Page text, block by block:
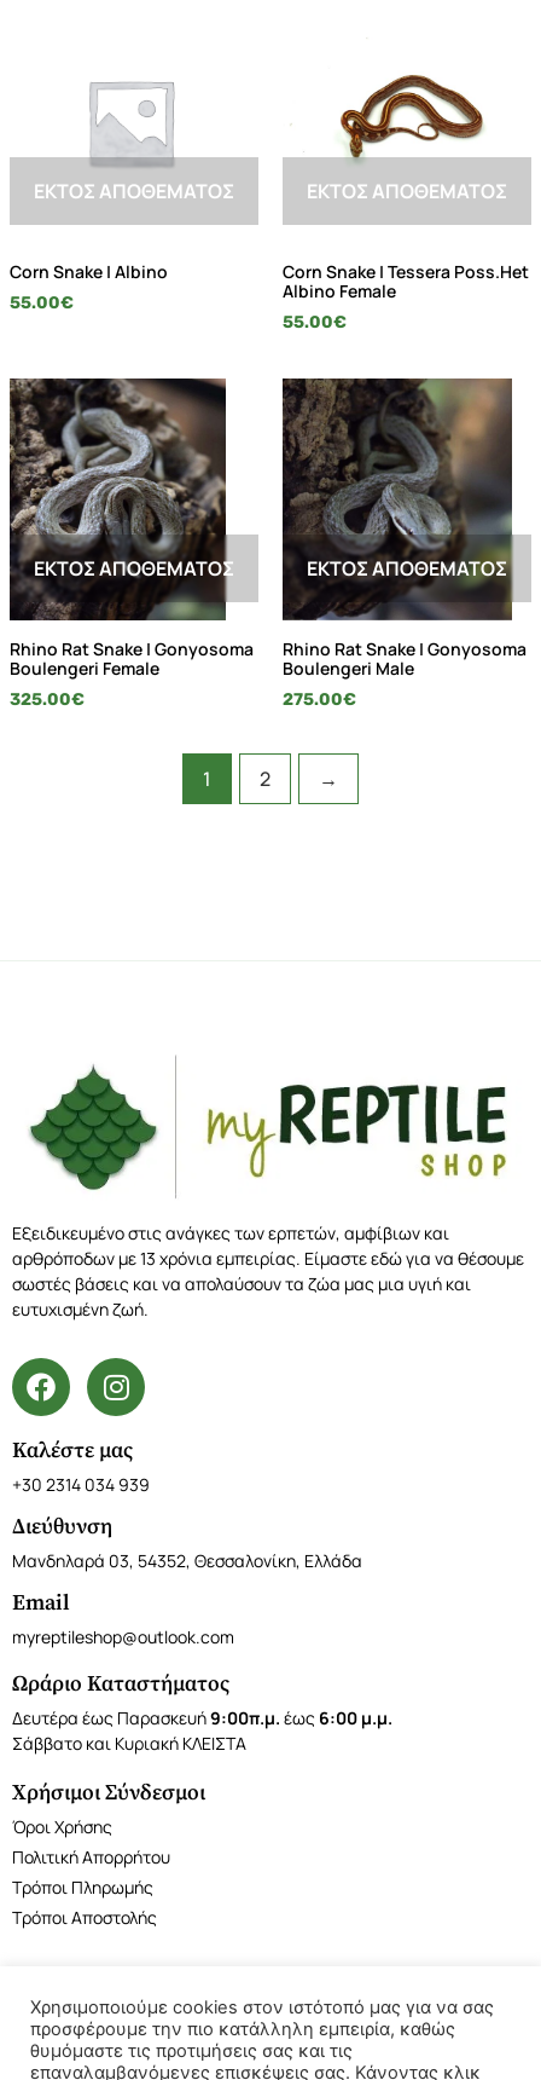
ΕΚΤΌΣ ΑΠΟΘΈΜΑΤΟΣ
Corn Snake | Albino
55.00€
ΕΚΤΌΣ ΑΠΟΘΈΜΑΤΟΣ
Corn Snake | Tessera Poss.Het
Albino Female
55.00€
ΕΚΤΌΣ ΑΠΟΘΈΜΑΤΟΣ
Rhino Rat Snake | Gonyosoma
Boulengeri Female
325.00€
ΕΚΤΌΣ ΑΠΟΘΈΜΑΤΟΣ
Rhino Rat Snake | Gonyosoma
Boulengeri Male
275.00€
1 2 →
Εξειδικευμένο στις ανάγκες των ερπετών, αμφίβιων και
αρθρόποδων με 13 χρόνια εμπειρίας. Είμαστε εδώ για να θέσουμε
σωστές βάσεις και να απολαύσουν τα ζώα μας μια υγιή και
ευτυχισμένη ζωή.
Καλέστε μας
+30 2314 034 939
Διεύθυνση
Μανδηλαρά 03, 54352, Θεσσαλονίκη, Ελλάδα
Email
myreptileshop@outlook.com
Ωράριο Καταστήματος
Δευτέρα έως Παρασκευή9:00π.μ. έως 6:00 μ.μ.
Σάββατο και Κυριακή ΚΛΕΙΣΤΑ
Χρήσιμοι Σύνδεσμοι
Όροι Χρήσης
Πολιτική Απορρήτου
Τρόποι Πληρωμής
Τρόποι Αποστολής
©2022 My Reptile Shop. All rights reserved.
Χρησιμοποιούμε cookies στον ιστότοπό μας για να σας
προσφέρουμε την πιο κατάλληλη εμπειρία, καθώς
θυμόμαστε τις προτιμήσεις σας και τις
επαναλαμβανόμενες επισκέψεις σας. Κάνοντας κλικ